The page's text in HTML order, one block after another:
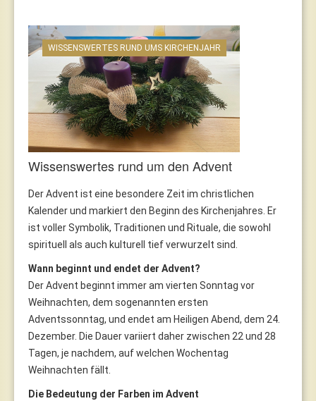
WISSENSWERTES RUND UMS KIRCHENJAHR
Wissenswertes rund um den Advent
Der Advent ist eine besondere Zeit im christlichen
Kalender und markiert den Beginn des Kirchenjahres. Er
ist voller Symbolik, Traditionen und Rituale, die sowohl
spirituell als auch kulturell tief verwurzelt sind.
Wann beginnt und endet der Advent?
Der Advent beginnt immer am vierten Sonntag vor
Weihnachten, dem sogenannten ersten
Adventssonntag, und endet am Heiligen Abend, dem 24.
Dezember. Die Dauer variiert daher zwischen 22 und 28
Tagen, je nachdem, auf welchen Wochentag
Weihnachten fällt.
Die Bedeutung der Farben im Advent